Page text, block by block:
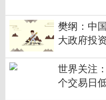
樊纲：中
大政府投
世界关注
个交易日